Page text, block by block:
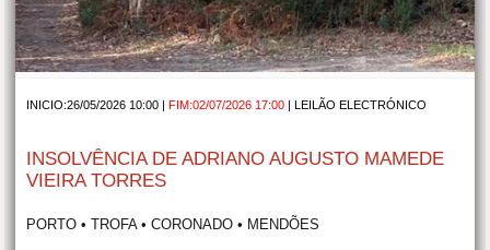
INICIO:26/05/2026 10:00 |FIM:02/07/2026 17:00 |LEILÃO ELECTRÓNICO
INSOLVÊNCIA DE ADRIANO AUGUSTO MAMEDE
VIEIRA TORRES
PORTO • TROFA • CORONADO • MENDÕES